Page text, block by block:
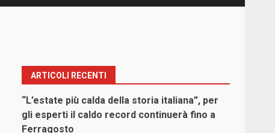
ARTICOLI RECENTI
“L’estate più calda della storia italiana”, per
gli esperti il caldo record continuerà fino a
Ferragosto